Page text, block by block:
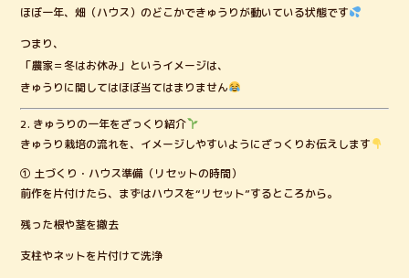
ほぼ一年、畑（ハウス）のどこかできゅうりが動いている状態です
つまり、
「農家＝冬はお休み」というイメージは、
きゅうりに関してはほぼ当てはまりません
2. きゅうりの一年をざっくり紹介
きゅうり栽培の流れを、イメージしやすいようにざっくりお伝えします
① 土づくり・ハウス準備（リセットの時間）
前作を片付けたら、まずはハウスを“リセット”するところから。
残った根や茎を撤去
支柱やネットを片付けて洗浄